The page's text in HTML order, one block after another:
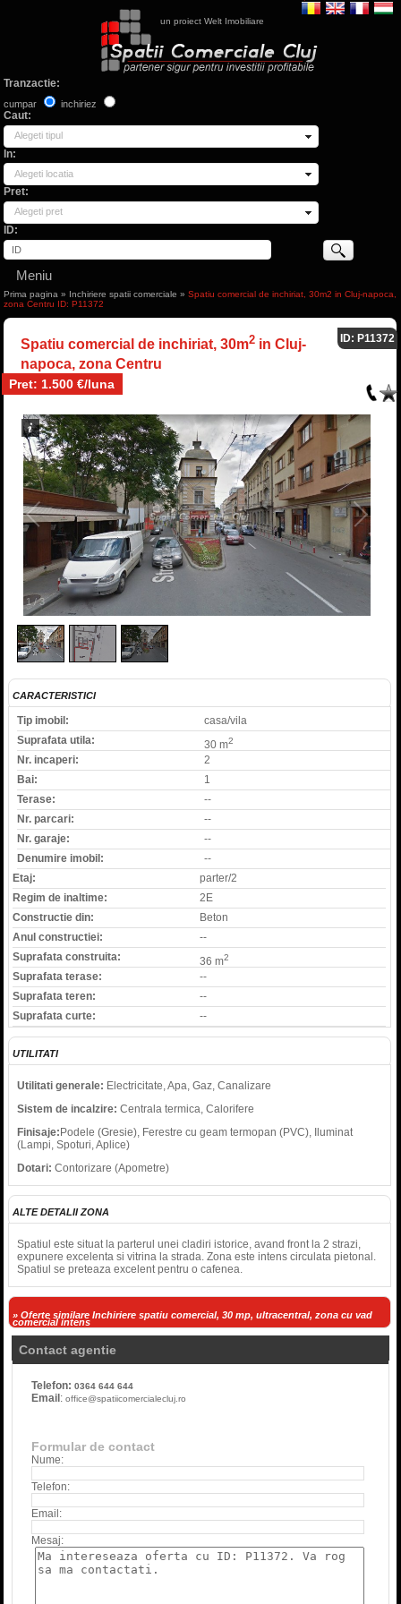
un proiect Welt Imobiliare
Tranzactie:
cumpar inchiriez
Caut:
Alegeti tipul
In:
Alegeti locatia
Pret:
Alegeti pret
ID:
Meniu
Prima pagina » Inchiriere spatii comerciale »Spatiu comercial de inchiriat, 30m2 in Cluj-napoca,
zona Centru ID: P11372
Spatiu comercial de inchiriat, 30m2in Cluj-
napoca, zona Centru
Pret: 1.500 €/luna
ID: P11372
1/3
CARACTERISTICI
Tip imobil:
casa/vila
Suprafata utila:
30 m2
Nr. incaperi:
2
Bai:
1
Terase:
--
Nr. parcari:
--
Nr. garaje:
--
Denumire imobil:
--
Etaj:
parter/2
Regim de inaltime:
2E
Constructie din:
Beton
Anul constructiei:
--
Suprafata construita:
36 m2
Suprafata terase:
--
Suprafata teren:
--
Suprafata curte:
--
UTILITATI
Utilitati generale: Electricitate, Apa, Gaz, Canalizare
Sistem de incalzire: Centrala termica, Calorifere
Finisaje: Podele (Gresie), Ferestre cu geam termopan (PVC), Iluminat
(Lampi, Spoturi, Aplice)
Dotari: Contorizare (Apometre)
ALTE DETALII ZONA
Spatiul este situat la parterul unei cladiri istorice, avand front la 2 strazi,
expunere excelenta si vitrina la strada. Zona este intens circulata pietonal.
Spatiul se preteaza excelent pentru o cafenea.
» Oferte similare Inchiriere spatiu comercial, 30 mp, ultracentral, zona cu vad
comercial intens
Contact agentie
Telefon:0364 644 644
Email :office@spatiicomercialecluj.ro
Formular de contact
Nume:
Telefon:
Email:
Mesaj: